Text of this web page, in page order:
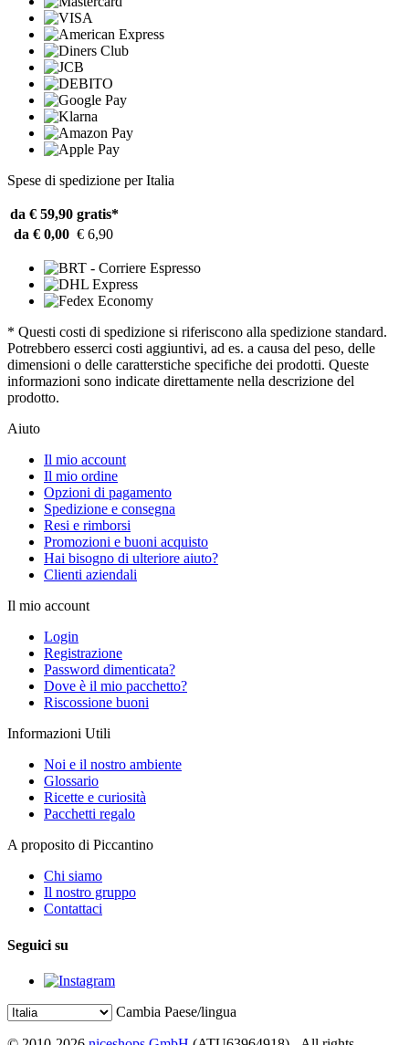
Spese di spedizione per Italia
da € 59,90 gratis*
da € 0,00 € 6,90
* Questi costi di spedizione si riferiscono alla spedizione standard.
Potrebbero esserci costi aggiuntivi, ad es. a causa del peso, delle
dimensioni o delle caratterstiche specifiche dei prodotti. Queste
informazioni sono indicate direttamente nella descrizione del
prodotto.
Aiuto
Il mio account
Il mio ordine
Opzioni di pagamento
Spedizione e consegna
Resi e rimborsi
Promozioni e buoni acquisto
Hai bisogno di ulteriore aiuto?
Clienti aziendali
Il mio account
Login
Registrazione
Password dimenticata?
Dove è il mio pacchetto?
Riscossione buoni
Informazioni Utili
Noi e il nostro ambiente
Glossario
Ricette e curiosità
Pacchetti regalo
A proposito di Piccantino
Chi siamo
Il nostro gruppo
Contattaci
Seguici su
Cambia Paese/lingua